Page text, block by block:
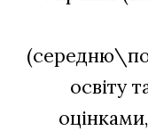
освіту